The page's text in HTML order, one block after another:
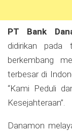
PT Bank
didirikan
berkembang
terbesar di
“Kami Peduli
Kesejahteraan”.
Danamon